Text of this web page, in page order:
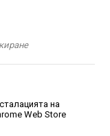
на
Web Store